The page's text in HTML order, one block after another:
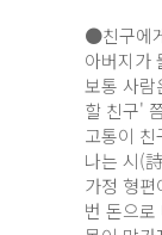
●친구에
아버지가
보통 사
할 친구'
고통이
나는 시(
가정 형
번 돈으